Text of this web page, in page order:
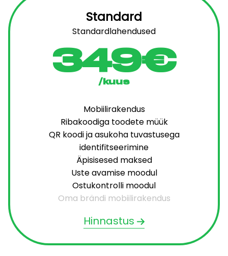
Standard
Standardlahendused
349€
/kuus
Mobiilirakendus
Ribakoodiga toodete müük
QR koodi ja asukoha tuvastusega
identifitseerimine
Äpisisesed maksed
Uste avamise moodul
Ostukontrolli moodul
Oma brändi mobiilirakendus
Hinnastus